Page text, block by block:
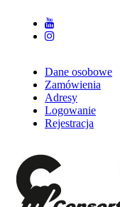
Dane osobowe
Zamówienia
Adresy
Logowanie
Rejestracja